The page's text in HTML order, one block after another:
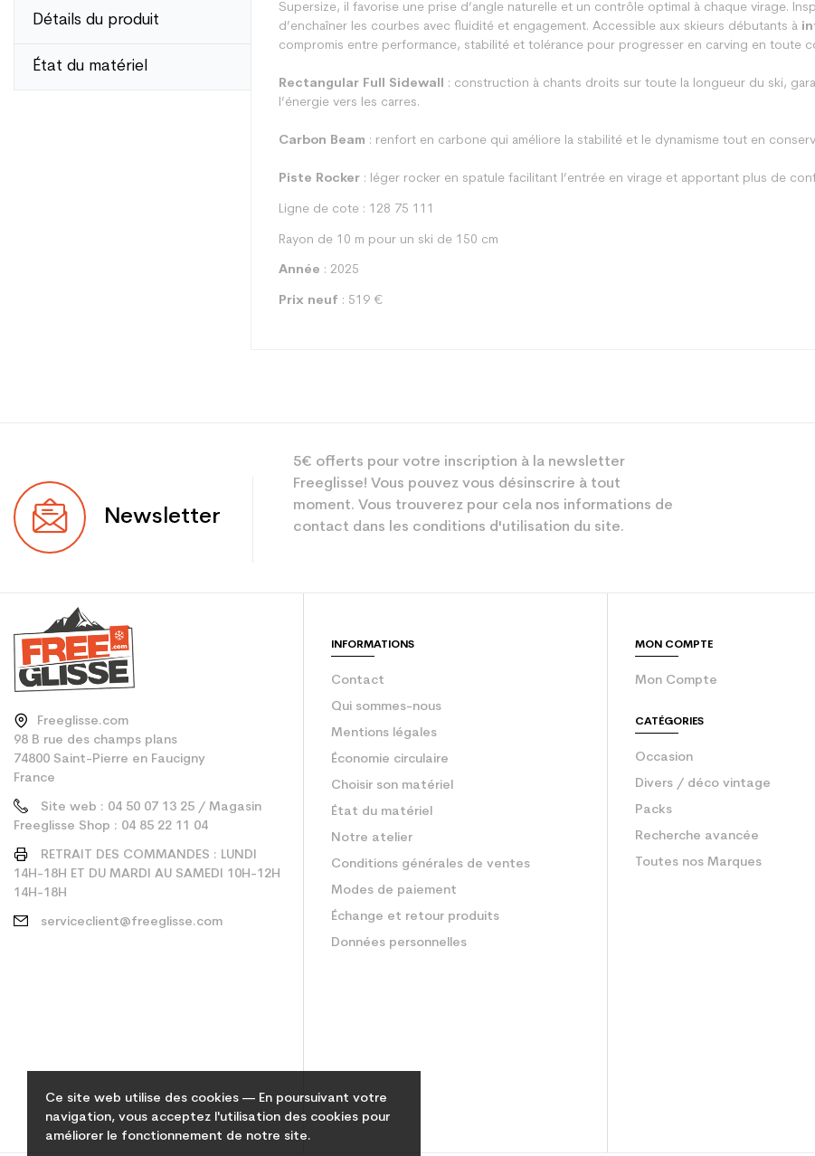
Ce site web utilise des cookies — En poursuivant votre
navigation, vous acceptez l'utilisation des cookies pour
améliorer le fonctionnement de notre site.
Détails du produit
État du matériel
Supersize, il favorise une prise d’angle naturelle et un contrôle optimal à chaque virage.
d’enchaîner les courbes avec fluidité et engagement. Accessible aux skieurs débutants à
compromis entre performance, stabilité et tolérance pour progresser en carving en toute
Rectangular Full Sidewall : construction à chants droits sur toute la longueur du ski,
l’énergie vers les carres.
Carbon Beam : renfort en carbone qui améliore la stabilité et le dynamisme tout en
Piste Rocker: léger rocker en spatule facilitant l’entrée en virage et apportant plus de
Ligne de cote : 128 75 111
Rayon de 10 m pour un ski de 150 cm
Année : 2025
Prix neuf : 519 €
Utilisateur
Niveau
Prix du produit neuf
Newsletter
5€ offerts pour votre inscription à la newsletter
Freeglisse! Vous pouvez vous désinscrire à tout
moment. Vous trouverez pour cela nos informations de
contact dans les conditions d'utilisation du site.
Freeglisse.com
98 B rue des champs plans
74800 Saint-Pierre en Faucigny
France
Site web : 04 50 07 13 25 / Magasin
Freeglisse Shop : 04 85 22 11 04
RETRAIT DES COMMANDES : LUNDI
14H-18H ET DU MARDI AU SAMEDI 10H-12H
14H-18H
serviceclient@freeglisse.com
INFORMATIONS
Contact
Qui sommes-nous
Mentions légales
Économie circulaire
Choisir son matériel
État du matériel
Notre atelier
Conditions générales de ventes
Modes de paiement
Échange et retour produits
Données personnelles
MON COMPTE
Mon Compte
CATÉGORIES
Occasion
Divers / déco vintage
Packs
Recherche avancée
Toutes nos Marques